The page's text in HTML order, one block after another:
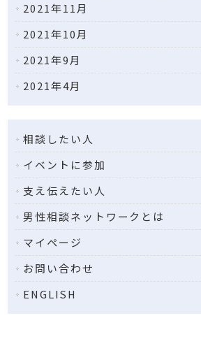
2021年11月
2021年10月
2021年9月
2021年4月
相談したい人
イベントに参加
支え伝えたい人
男性相談ネット ワークとは
マイページ
お問い合わせ
ENGLISH